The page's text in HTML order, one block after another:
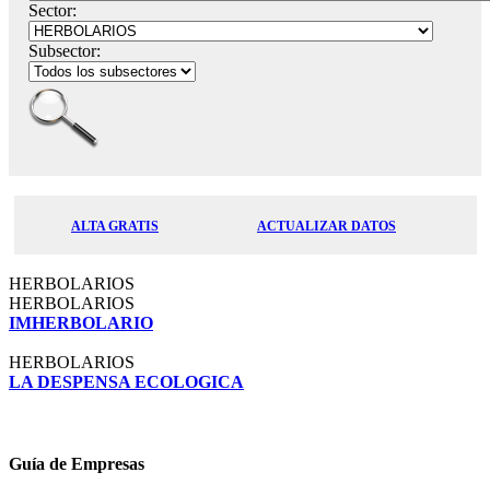
Sector:
Subsector:
ALTA GRATIS ACTUALIZAR DATOS
HERBOLARIOS
HERBOLARIOS
IMHERBOLARIO
HERBOLARIOS
LA DESPENSA ECOLOGICA
Guía de Empresas